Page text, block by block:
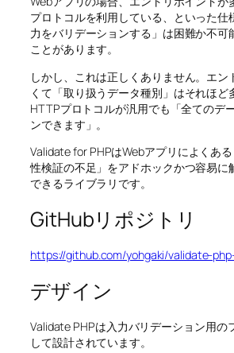
プロトコルを利用している、といった仕
力をバリデーションする」は困難か不可
ことがあります。
しかし、これは正しくありません。エン
くて「取り扱うデータ種別」はそれほど
HTTPプロトコルが汎用でも「全てのデ
ンできます」。
Validate for PHPはWebアプリによくあ
性検証の不足」をアドホックかつ容易に
できるライブラリです。
GitHubリポジトリ
https://github.com/yohgaki/validate-
デザイン
Validate PHPは入力バリデーション用の
して設計されています。